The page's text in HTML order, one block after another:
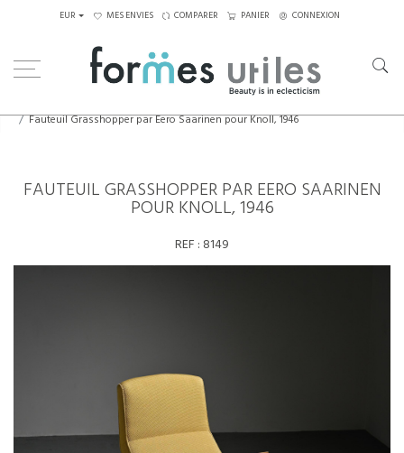
EUR MES ENVIES COMPARER PANIER CONNEXION
Fauteuil Grasshopper par Eero Saarinen pour Knoll, 1946
FAUTEUIL GRASSHOPPER PAR EERO SAARINEN
POUR KNOLL, 1946
REF : 8149